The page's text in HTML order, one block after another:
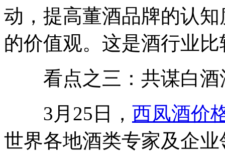
动，提高董酒品牌的认
的价值观。这是酒行业
看点之三：共谋白酒
3月25日， 西凤酒价
世界各地酒类专家及企